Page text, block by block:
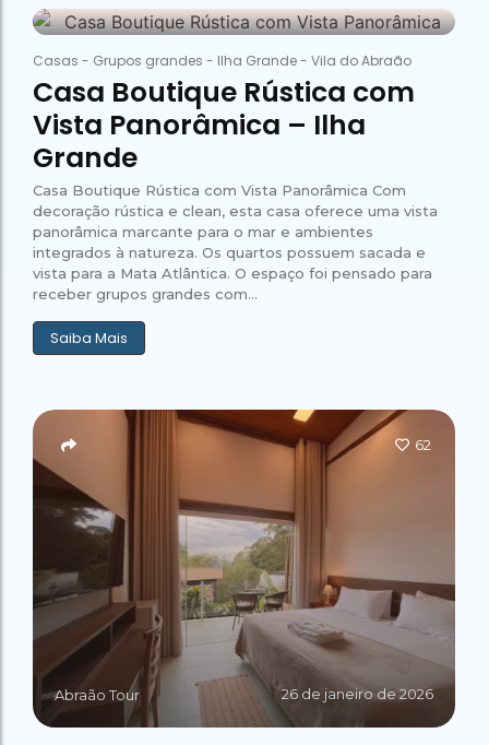
Paradisíacas
Gruta
Acaiá
Azul de
Romântico
no Saco do
Despedida
de Solteira
Caipirinha
Tour na
Ilha
Grande
Passeio
Bate e
Volta
Rio x
Ilha
Grande
Gruta
Acaiá
Lagoa
Azul de
Escuna
no Saco do
Céu
Despedida
de Solteira
Caipirinha
Tour na
Grande
Passeio
Bate e
Volta
Rio x
Grande
Casas - Grupos grandes - Ilha Grande- Vila do Abraão
Casa Boutique Rústica com
Vista Panorâmica – Ilha
Grande
Casa Boutique Rústica com Vista Panorâmica Com
decoração rústica e clean, esta casa oferece uma vista
panorâmica marcante para o mar e ambientes
integrados à natureza. Os quartos possuem sacada e
vista para a Mata Atlântica. O espaço foi pensado para
receber grupos grandes com...
Saiba Mais
Abraão Tour 26 de janeiro de 2026
62